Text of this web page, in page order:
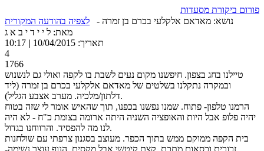
פורום ביקורת מסעדות
נושא: מאדאם אלקלעי בכרם בן זמרה - לצפיה בהודעה המקורית
מאת: ל י י ד י ב א ג
תאריך: 10/04/2015
|
4
1766
טיילנו בחג בצפון. חיפשנו מקום נעים לשבת בו לקפה ואולי גם לנשנוש
ובמקרה נתקלנו בשלטים של מאדאם אלקלעי בכרם בן זמרה (ליד
דלתון/מלכיה. מערב אצבע הגליל).
הרמנו טלפון- פתוח. שמנו נפשנו בכפנו, תוך שהאיש אומר לי שזה בטוח
יהיה פלופ אבל היות והאופציה השניה היתה ארומה בצומת כ"ח - לא היה
לנו מה להפסיד. והרווחנו בגדול.
בית הקפה ממוקם ממש בתוך הכפר. מעוצב בסגנון צרפתי עם שולחנות
זכוכית וכסאום מתכת. קצת קיטשי אבל מקסים. הנוף עוצר נשימה-